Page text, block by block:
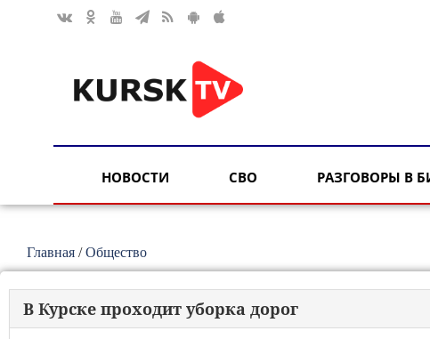
НОВОСТИ СВО РАЗГОВОРЫ В
Главная /Общество
В Курске проходит уборка дорог